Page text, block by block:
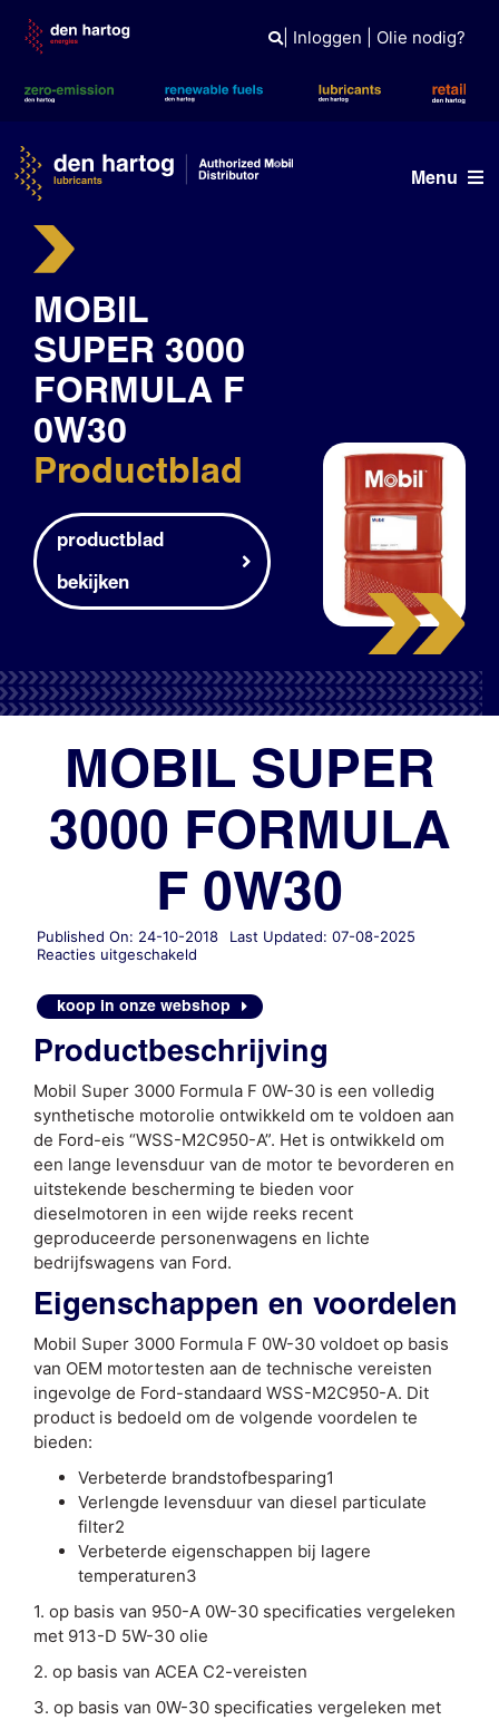
content
| Inloggen Olie nodig?
Menu
Referenties
Branches
Kennisbank
MOBIL
SUPER 3000
FORMULA F
0W30
Productblad
productblad
bekijken
MOBIL SUPER
3000 FORMULA
F 0W30
Published On: 24-10-2018
Last Updated: 07-08-2025
Reacties uitgeschakeldvoor
3000
FORMULA
F
0W30
koop in onze webshop
Productbeschrijving
Mobil Super 3000 Formula F 0W-30 is een volledig
synthetische motorolie ontwikkeld om te voldoen aan
de Ford-eis “WSS-M2C950-A”. Het is ontwikkeld om
een lange levensduur van de motor te bevorderen en
uitstekende bescherming te bieden voor
dieselmotoren in een wijde reeks recent
geproduceerde personenwagens en lichte
bedrijfswagens van Ford.
Eigenschappen en voordelen
Mobil Super 3000 Formula F 0W-30 voldoet op basis
van OEM motortesten aan de technische vereisten
ingevolge de Ford-standaard WSS-M2C950-A. Dit
product is bedoeld om de volgende voordelen te
bieden:
Verbeterde brandstofbesparing1
Verlengde levensduur van diesel particulate
filter2
Verbeterde eigenschappen bij lagere
temperaturen3
1. op basis van 950-A 0W-30 specificaties vergeleken
met 913-D 5W-30 olie
2. op basis van ACEA C2-vereisten
3. op basis van 0W-30 specificaties vergeleken met